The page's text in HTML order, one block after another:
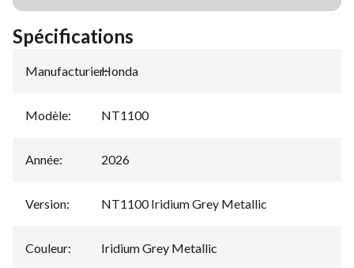
Spécifications
Manufacturier:
Honda
Modèle: NT1100
Année: 2026
Version: NT1100 Iridium Grey Metallic
Couleur: Iridium Grey Metallic